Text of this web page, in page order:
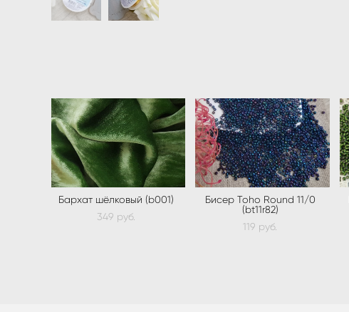
Бархат шёлковый (b001)
349 pуб.
Бисер Toho Round 11/0
(bt11r82)
119 pуб.